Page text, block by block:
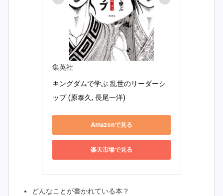
集英社
キングダムで学ぶ 乱世のリーダーシ
ップ (原泰久, 長尾一洋)
Amazonで見る
楽天市場で見る
どんなことが書かれている本？